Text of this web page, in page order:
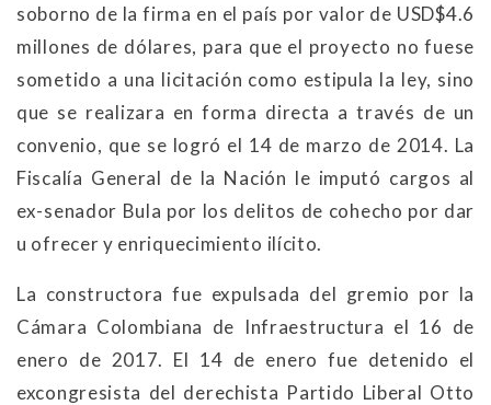
soborno de la firma en el país por valor de USD$4.6
millones de dólares, para que el proyecto no fuese
sometido a una licitación como estipula la ley, sino
que se realizara en forma directa a través de un
convenio, que se logró el 14 de marzo de 2014. La
Fiscalía General de la Nación le imputó cargos al
ex-senador Bula por los delitos de cohecho por dar
u ofrecer y enriquecimiento ilícito.
La constructora fue expulsada del gremio por la
Cámara Colombiana de Infraestructura el 16 de
enero de 2017. El 14 de enero fue detenido el
excongresista del derechista Partido Liberal Otto